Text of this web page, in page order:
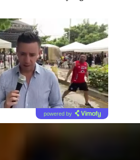
powered by